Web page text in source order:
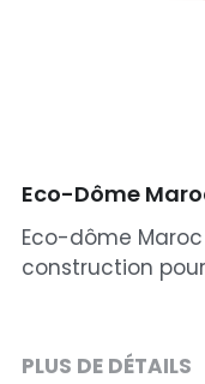
Eco-Dôme
Eco-dôme
construction
PLUS DE DÉTAILS